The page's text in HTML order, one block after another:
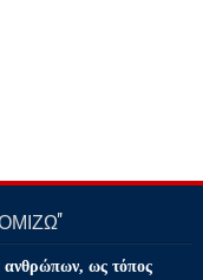
ανθρώπων, ως τόπος